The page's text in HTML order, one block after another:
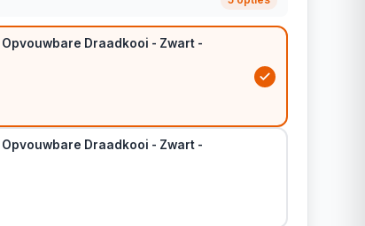
Draadkooi - Zwart -
Draadkooi - Zwart -